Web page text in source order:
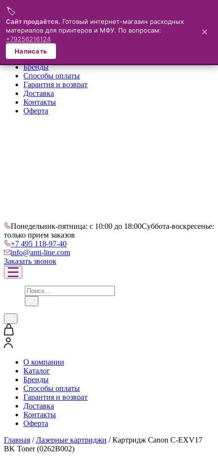
Меню
×
О компании
Каталог
Бренды
Способы оплаты
Гарантия и возврат
Доставка
Контакты
Оферта
Понедельник-пятница: с 10:00 до 18:00Суббота-воскресенье:
только прием заказов
+7 495 118-97-40
info@anti-line.com
Заказать звонок
О компании
Каталог
Бренды
Способы оплаты
Гарантия и возврат
Доставка
Контакты
Оферта
Главная /Лазерные картриджи / Картридж Canon C-EXV17
BK Toner (0262B002)
🏷️
Сайт продаётся. Готовый интернет-магазин расходных
материалов для принтеров и МФУ. По вопросам:
+79256216124
Написать
✕